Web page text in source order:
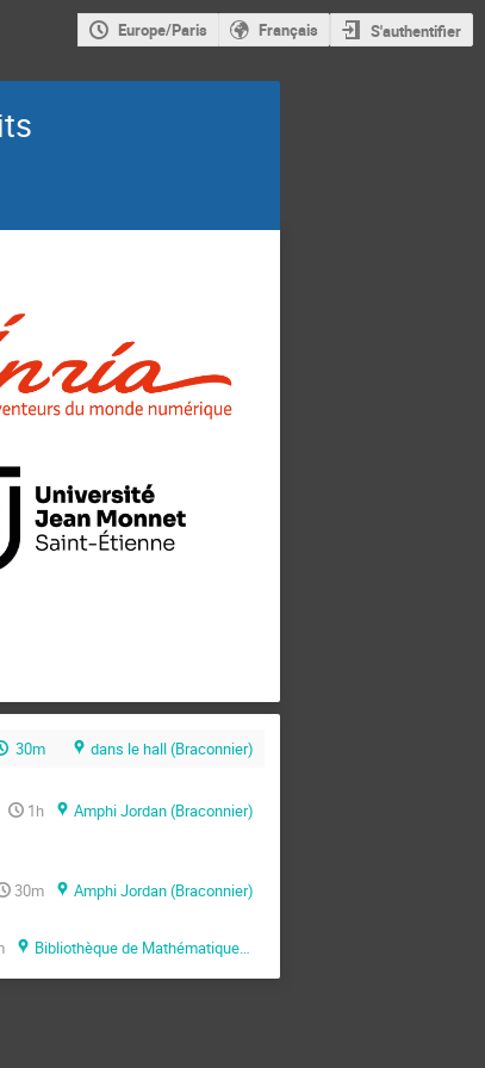
Europe/Paris Français S'authentifier
30m dans le hall (Braconnier)
1h
Amphi Jordan (Braconnier)
30m Amphi Jordan (Braconnier)
Bibliothèque de Mathématiques (Braconnier)